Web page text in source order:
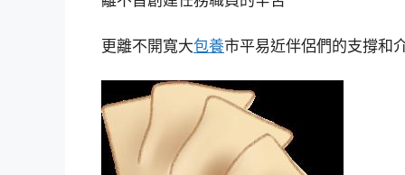
更離不開寬大包養市平易近伴侶們的支撐和